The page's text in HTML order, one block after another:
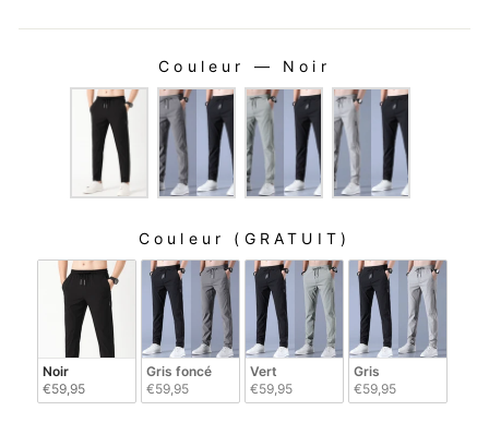
Couleur — Noir
COULEUR
Couleur (GRATUIT)
COULEUR (GRATUIT)
Noir
€59,95
Gris foncé
€59,95
Vert
€59,95
Gris
€59,95